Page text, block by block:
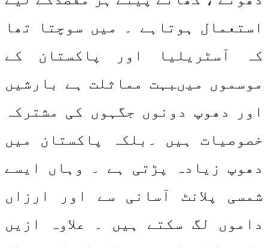
استعمال ہوتاہے ۔ میں سوچتا تھا
کہ آسٹریلیا اور پاکستان کے
موسموں میںبہت مماثلت ہے بارشیں
اور دھوپ دونوں جگہوں کی مشترکہ
خصوصیات ہیں ۔بلکہ پاکستان میں
دھوپ زیادہ پڑتی ہے ۔ وہاں ایسے
شمسی پلانٹ آسانی سے اور ارزاں
داموں لگ سکتے ہیں ۔ علاوہ ازیں